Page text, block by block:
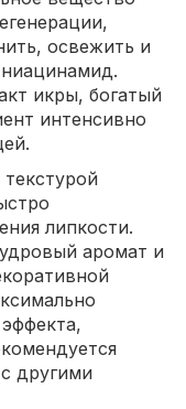
освежить и
икры, богатый
интенсивно
липкости.
аромат и
другими